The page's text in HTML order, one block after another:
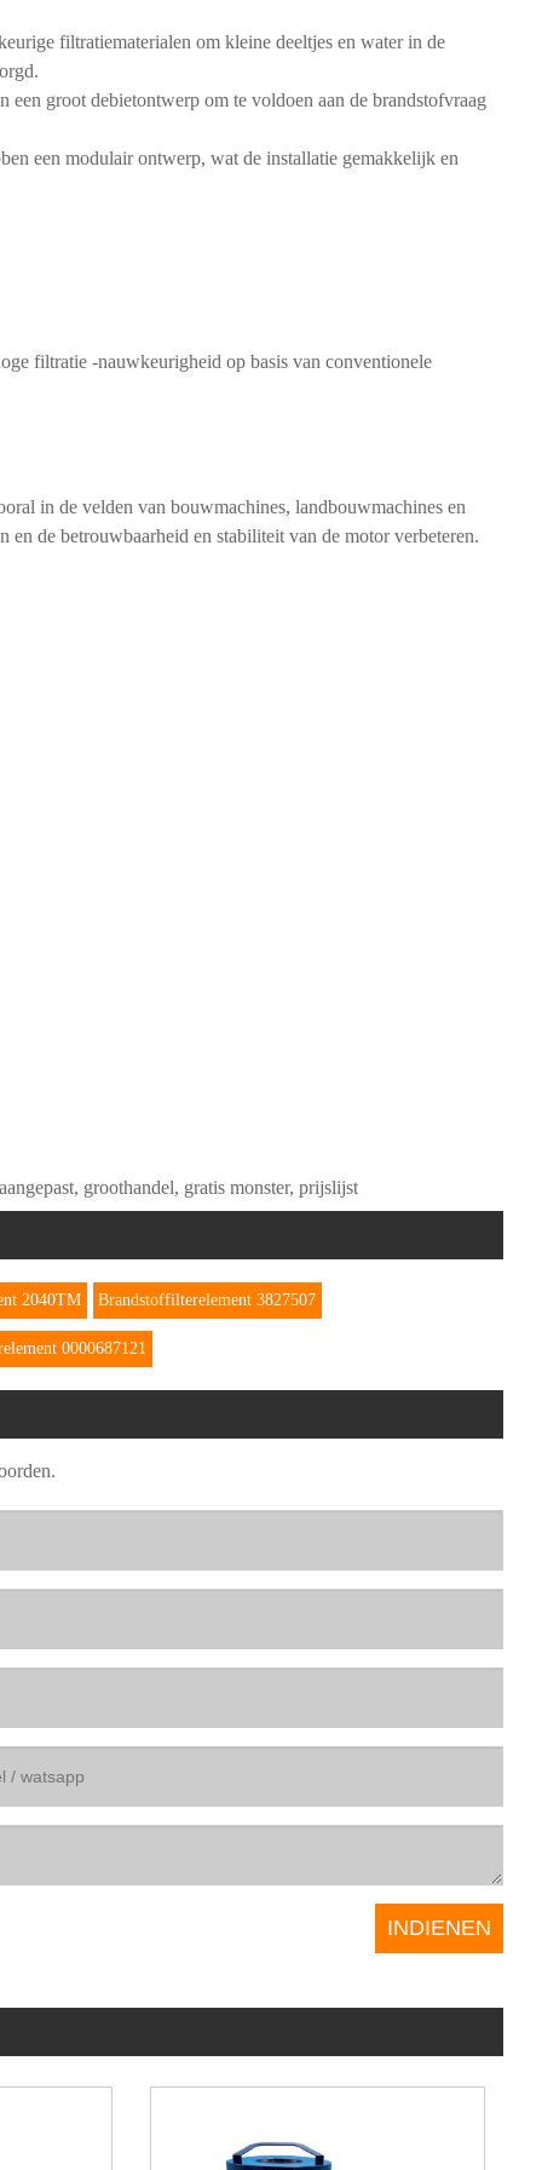
filtratiematerialen om kleine deeltjes en water in de
groot debietontwerp om te voldoen aan de brandstofvraag
een modulair ontwerp, wat de installatie gemakkelijk en
filtratie -nauwkeurigheid op basis van conventionele
in de velden van bouwmachines, landbouwmachines en
en de betrouwbaarheid en stabiliteit van de motor verbeteren.
groothandel, gratis monster, prijslijst
2040TM Brandstoffilterelement 3827507
0000687121